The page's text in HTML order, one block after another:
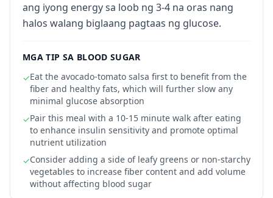
ang iyong energy sa loob ng 3-4 na oras nang
halos walang biglaang pagtaas ng glucose.
MGA TIP SA BLOOD SUGAR
✓Eat the avocado-tomato salsa first to benefit from the
fiber and healthy fats, which will further slow any
minimal glucose absorption
✓Pair this meal with a 10-15 minute walk after eating
to enhance insulin sensitivity and promote optimal
nutrient utilization
✓Consider adding a side of leafy greens or non-starchy
vegetables to increase fiber content and add volume
without affecting blood sugar